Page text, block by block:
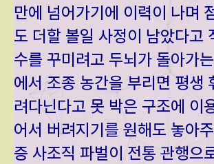
만에 넘어가기에 이력이 나며
도 더할 볼일 사정이 남았다고
수를 꾸미려고 두뇌가 돌아가
에서 조종 농간을 부리면 평생
려다닌다고 못 박은 구조에 이
어서 버려지기를 원해도 놓아
증 사조직 파벌이 전통 관행으